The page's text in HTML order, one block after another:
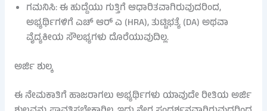
ಗಮನಿಸಿ: ಈ ಹುದ್ದೆಯು ಗುತ್ತಿಗೆ ಆಧಾರಿತವಾಗಿರುವುದರಿಂದ,
ಅಭ್ಯರ್ಥಿಗಳಿಗೆ ಎಚ್ ಆರ್ ಎ (HRA), ತುಟ್ಟಿಭತ್ಯೆ (DA) ಅಥವಾ
ವೈದ್ಯಕೀಯ ಸೌಲಭ್ಯಗಳು ದೊರೆಯುವುದಿಲ್ಲ.
ಅರ್ಜಿ ಶುಲ್ಕ
ಈ ನೇಮಕಾತಿಗೆ ಹಾಜರಾಗಲು ಅಭ್ಯರ್ಥಿಗಳು ಯಾವುದೇ ರೀತಿಯ ಅರ್ಜಿ